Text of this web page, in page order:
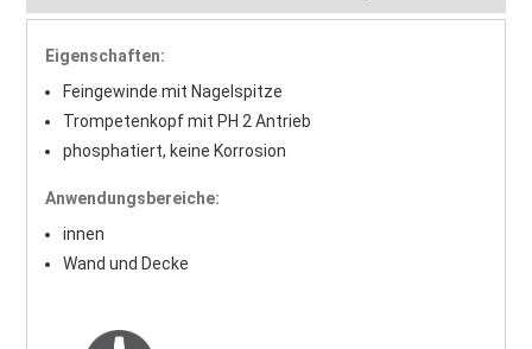
Eigenschaften:
Feingewinde mit Nagelspitze
Trompetenkopf mit PH 2 Antrieb
phosphatiert, keine Korrosion
Anwendungsbereiche:
innen
Wand und Decke